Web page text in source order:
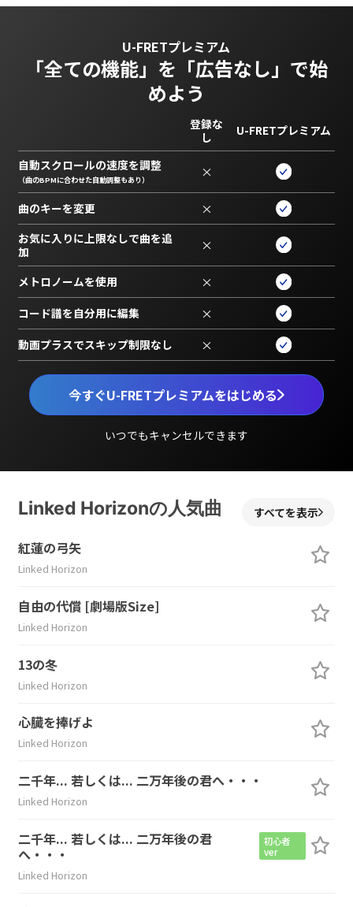
U-FRETプレミアム
「全ての機能」を 「広告なし」で始
めよう
今すぐU-FRETプレミアムをはじめる
いつでもキャンセルできます
登録な
し
U-FRETプレミアム
自動スクロールの速度を調整
（曲のBPMに合わせた自動調整もあり） ×
曲のキーを変更 ×
お気に入りに上限なしで曲を追
加
×
メトロノームを使用 ×
コード譜を自分用に編集 ×
動画プラスでスキップ制限なし ×
Linked Horizonの人気曲 すべてを表示
紅蓮の弓矢
Linked Horizon
自由の代償 [劇場版Size]
Linked Horizon
13の冬
Linked Horizon
心臓を捧げよ
Linked Horizon
二千年... 若しくは... 二万年後の君へ・・・
Linked Horizon
二千年... 若しくは... 二万年後の君
へ・・・
初心者
ver
Linked Horizon